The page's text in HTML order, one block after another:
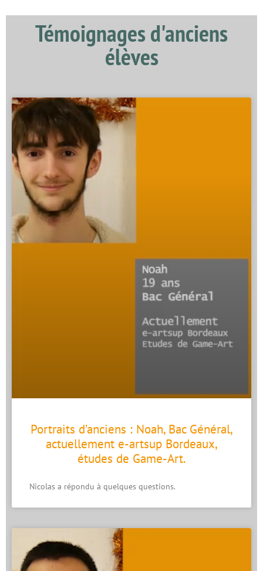
Témoignages d'anciens
élèves
Portraits d’anciens : Noah, Bac Général,
actuellement e-artsup Bordeaux,
études de Game-Art.
Nicolas a répondu à quelques questions.